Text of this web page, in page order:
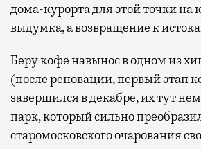
дома-курорта для этой точки на
выдумка, а возвращение к
Беру кофе навынос в одном из
(после реновации, первый этап
завершился в декабре, их тут
парк, который сильно
старомосковского очарования